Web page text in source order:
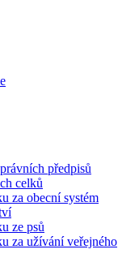
předpisů
celků
za obecní systém
ze psů
za užívání veřejného